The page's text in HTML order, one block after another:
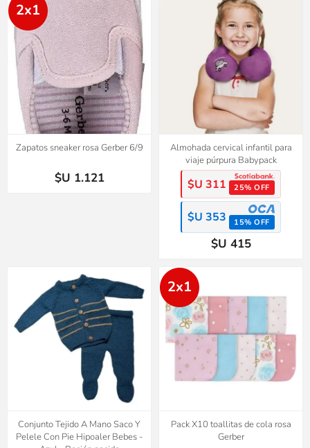
2x1
Zapatos sneaker rosa Gerber 6/9
$U 1.121
Almohada cervical infantil para
viaje púrpura Babypack
$U 311 25% OFF
$U 353 15% OFF
$U 415
Conjunto Tejido A Mano Saco Y
Pelele Con Pie Hipoaler Bebes -
2x1
Pack X10 toallitas de cola rosa
Gerber